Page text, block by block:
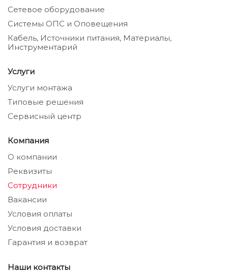
Сетевое оборудование
Системы ОПС и Оповещения
Кабель, Источники питания, Материалы,
Инструментарий
Услуги
Услуги монтажа
Типовые решения
Сервисный центр
Компания
О компании
Реквизиты
Сотрудники
Вакансии
Условия оплаты
Условия доставки
Гарантия и возврат
Наши контакты